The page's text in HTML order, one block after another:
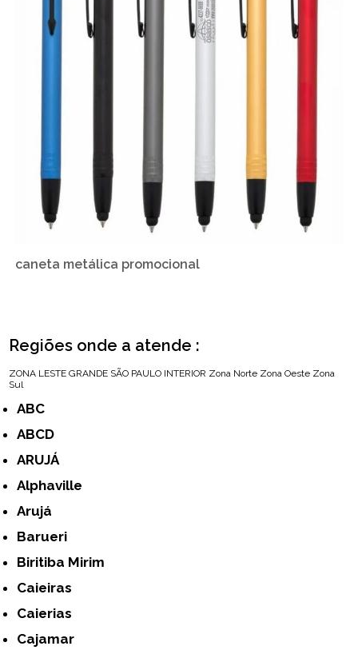
caneta metálica promocional
Regiões onde a atende :
ZONA LESTE GRANDE SÃO PAULO INTERIOR Zona Norte Zona Oeste Zona
Sul
ABC
ABCD
ARUJÁ
Alphaville
Arujá
Barueri
Biritiba Mirim
Caieiras
Caierias
Cajamar